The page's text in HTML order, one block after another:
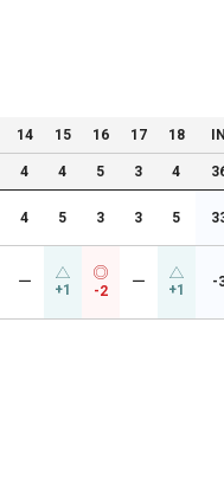
14 15 16 17 18
4 4 5 3 4
4 5 3 3 5
ー +1 -2
ー +1 -